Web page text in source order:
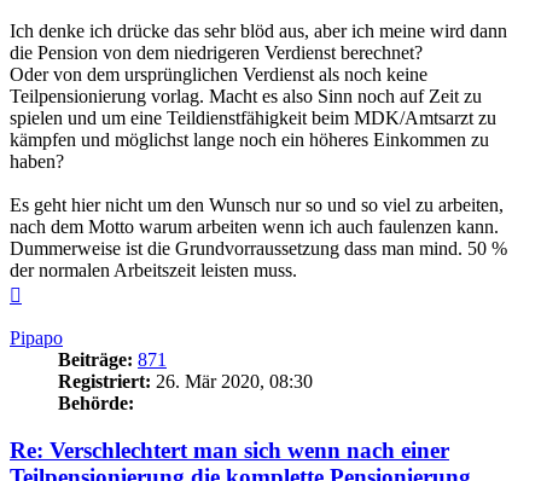
Ich denke ich drücke das sehr blöd aus, aber ich meine wird dann
die Pension von dem niedrigeren Verdienst berechnet?
Oder von dem ursprünglichen Verdienst als noch keine
Teilpensionierung vorlag. Macht es also Sinn noch auf Zeit zu
spielen und um eine Teildienstfähigkeit beim MDK/Amtsarzt zu
kämpfen und möglichst lange noch ein höheres Einkommen zu
haben?
Es geht hier nicht um den Wunsch nur so und so viel zu arbeiten,
nach dem Motto warum arbeiten wenn ich auch faulenzen kann.
Dummerweise ist die Grundvorraussetzung dass man mind. 50 %
der normalen Arbeitszeit leisten muss.
Pipapo
Beiträge: 871
Registriert: 26. Mär 2020, 08:30
Behörde:
Re: Verschlechtert man sich wenn nach einer